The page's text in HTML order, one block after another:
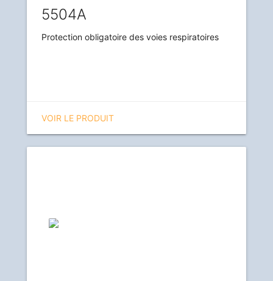
5504A
Protection obligatoire des voies respiratoires
VOIR LE PRODUIT